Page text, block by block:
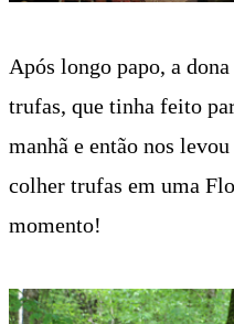
Após longo papo, a
trufas, que tinha feito
manhã e então nos
colher trufas em uma
momento!